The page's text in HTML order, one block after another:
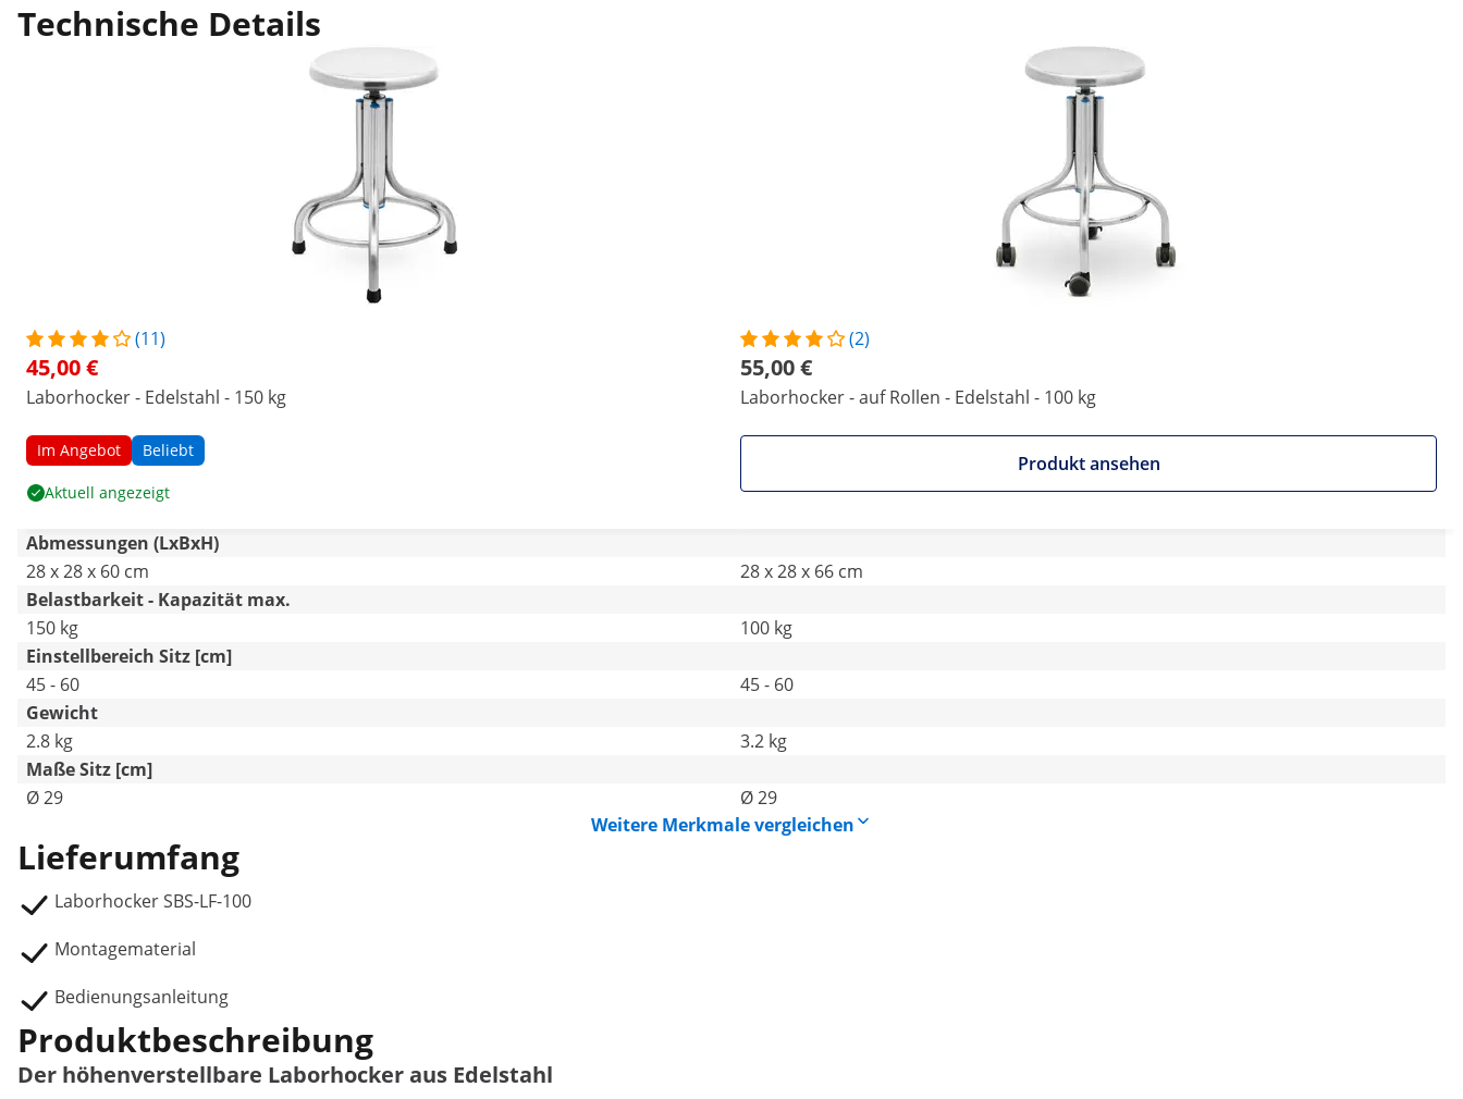
Technische Details
(11)
45,00 €
Laborhocker - Edelstahl - 150 kg
Im Angebot Beliebt
Aktuell angezeigt
(2)
55,00 €
Laborhocker - auf Rollen - Edelstahl - 100 kg
Produkt ansehen
Abmessungen (LxBxH)
28 x 28 x 60 cm
28 x 28 x 66 cm
Belastbarkeit - Kapazität max.
150 kg
100 kg
Einstellbereich Sitz [cm]
45 - 60
45 - 60
Gewicht
2.8 kg
3.2 kg
Maße Sitz [cm]
Ø 29
Ø 29
Weitere Merkmale vergleichen
Lieferumfang
Laborhocker SBS-LF-100
Montagematerial
Bedienungsanleitung
Produktbeschreibung
Der höhenverstellbare Laborhocker aus Edelstahl